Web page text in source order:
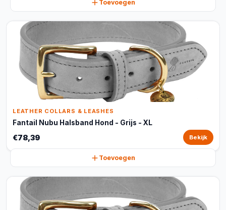
Toevoegen
LEATHER COLLARS & LEASHES
Fantail Nubu Halsband Hond - Grijs - XL
€78,39 Bekijk
Toevoegen